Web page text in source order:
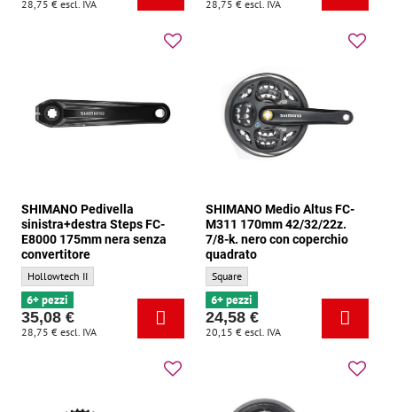
28,75 € escl. IVA 28,75 € escl. IVA
SHIMANO Pedivella
sinistra+destra Steps FC-
E8000 175mm nera senza
convertitore
SHIMANO Pedivella sinistra+destra Steps FC-E8000 175mm nera senza
Hollowtech II
6+ pezzi
35,08 €
28,75 € escl. IVA
SHIMANO Medio Altus FC-
M311 170mm 42/32/22z.
7/8-k. nero con coperchio
quadrato
SHIMANO Medio Altus FC-M311
Square
6+ pezzi
24,58 €
20,15 € escl. IVA